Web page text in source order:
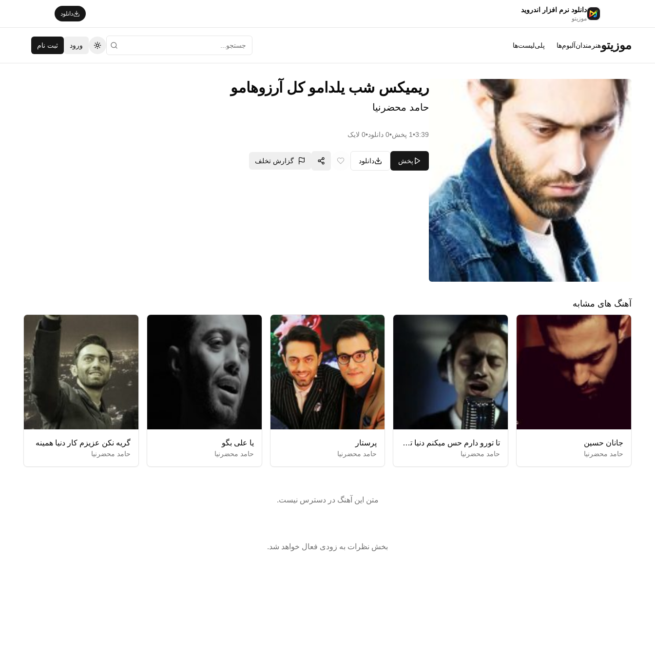
دانلود نرم افزار اندروید
موزیتو
دانلود
موزیتوهنرمندانآلبوم‌ها پلی‌لیست‌ها
تغییر تم
ورود ثبت نام
ریمیکس شب یلدامو کل آرزوهامو
حامد محضرنیا
3:39
•
1 پخش•
0دانلود•
0لایک
پخش دانلود گزارش تخلف
آهنگ های مشابه
جانان حسین
حامد محضرنیا
تا تورو دارم حس میکنم دنیا تو دستامه
حامد محضرنیا
پرستار
حامد محضرنیا
یا علی بگو
حامد محضرنیا
گریه نکن عزیزم کار دنیا همینه
حامد محضرنیا
متن این آهنگ در دسترس نیست.
بخش نظرات به زودی فعال خواهد شد.